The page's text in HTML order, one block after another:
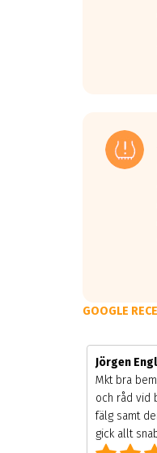
Vid
På
medans
Ett däck
GOOGLE
Jörgen
Mkt bra
och råd vid
fälg samt
gick allt